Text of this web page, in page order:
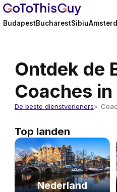
BudapestBucharestSibiu
Ontdek de
Coaches
De beste dienstverleners
Top landen
Nederland